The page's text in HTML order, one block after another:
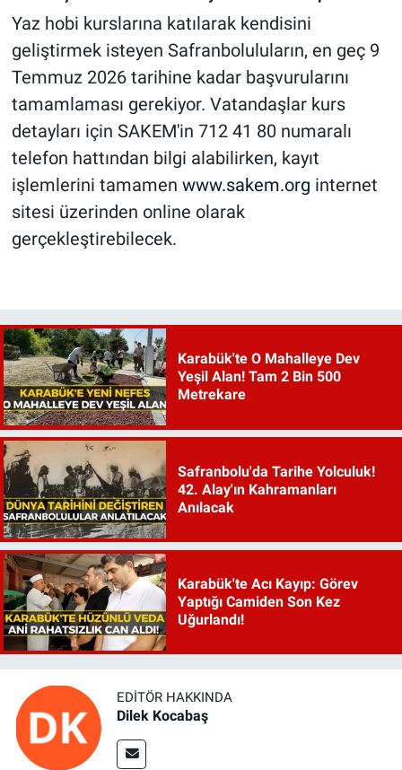
Yaz hobi kurslarına katılarak kendisini
geliştirmek isteyen Safranboluluların, en geç 9
Temmuz 2026 tarihine kadar başvurularını
tamamlaması gerekiyor. Vatandaşlar kurs
detayları için SAKEM'in 712 41 80 numaralı
telefon hattından bilgi alabilirken, kayıt
işlemlerini tamamen www.sakem.org internet
sitesi üzerinden online olarak
gerçekleştirebilecek.
Karabük'te O Mahalleye Dev
Yeşil Alan! Tam 2 Bin 500
Metrekare
Safranbolu'da Tarihe Yolculuk!
42. Alay'ın Kahramanları
Anılacak
Karabük'te Acı Kayıp: Görev
Yaptığı Camiden Son Kez
Uğurlandı!
EDITÖR HAKKINDA
Dilek Kocabaş